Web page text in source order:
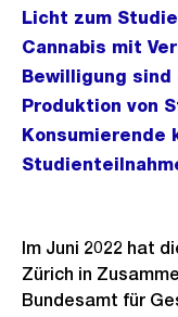
Licht zum
Cannabis mit
Bewilligung
Produktion von
Konsumierende
Im Juni 2022 hat
Zürich in
Bundesamt für